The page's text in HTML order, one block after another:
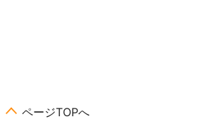
ページTOPへ